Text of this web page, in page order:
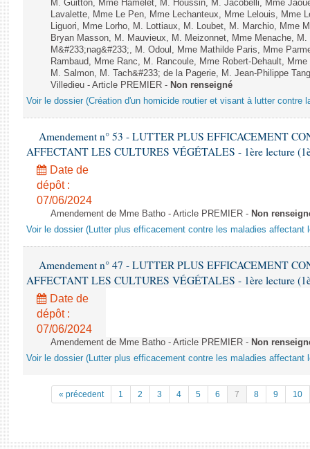
M. Guitton, Mme Hamelet, M. Houssin, M. Jacobelli, Mme
Lavalette, Mme Le Pen, Mme Lechanteux, Mme Lelouis, Mme
Liguori, Mme Lorho, M. Lottiaux, M. Loubet, M. Marchio, Mme
Bryan Masson, M. Mauvieux, M. Meizonnet, Mme Menache,
M&#233;nag&#233;, M. Odoul, Mme Mathilde Paris, Mme
Rambaud, Mme Ranc, M. Rancoule, Mme Robert-Dehault,
M. Salmon, M. Tach&#233; de la Pagerie, M. Jean-Philippe
Villedieu - Article PREMIER - Non renseigné
Voir le dossier (Création d'un homicide routier et visant à lutter contre
Amendement n° 53 - LUTTER PLUS EFFICACEMENT
AFFECTANT LES CULTURES VÉGÉTALES - 1ère lecture
Date de
dépôt :
07/06/2024
Amendement de Mme Batho - Article PREMIER - Non
Voir le dossier (Lutter plus efficacement contre les maladies affectant
Amendement n° 47 - LUTTER PLUS EFFICACEMENT
AFFECTANT LES CULTURES VÉGÉTALES - 1ère lecture
Date de
dépôt :
07/06/2024
Amendement de Mme Batho - Article PREMIER - Non
Voir le dossier (Lutter plus efficacement contre les maladies affectant
« précedent 1 2 3 4 5 6 7 8 9 10